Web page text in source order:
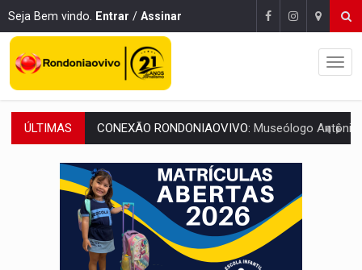
Seja Bem vindo. Entrar / Assinar
ÚLTIMAS EXTENSÃO DE DANOS:Ferroviários pedem ao Iphan recuperação de área
VARIANDO O CARDÁPIO:Veja essa receita de carne assada para o
PREJUÍZO AOS ESTUDANTES: Greve dos professores em PVH é
POSSESSÃO DE DEBORAH LOGAN: Terror mistura mistério e filmagens
TRANSPARÊNCIA:TCE reúne candidatos ao Governo e apresenta